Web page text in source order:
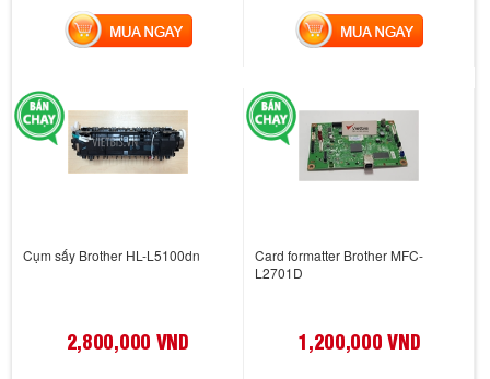
MUA NGAY MUA NGAY
Cụm sấy Brother HL-L5100dn
2,800,000 VND
Card formatter Brother MFC-
L2701D
1,200,000 VND